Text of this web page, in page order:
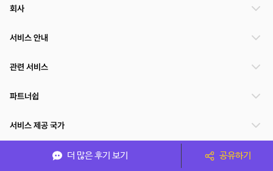
더 많은 후기 보기 공유하기
회사
서비스 안내
관련 서비스
파트너쉽
서비스 제공 국가